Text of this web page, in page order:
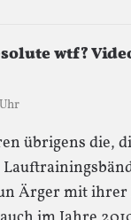
wtf?
übrigens die,
Ärger mit